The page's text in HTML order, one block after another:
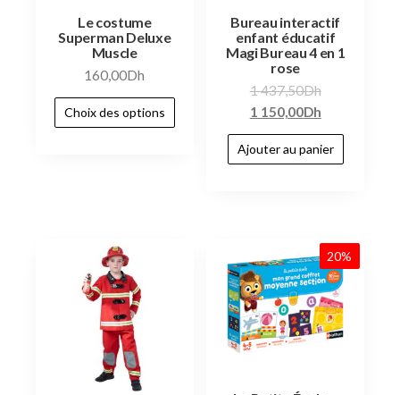
Le costume
Superman Deluxe
Muscle
160,00Dh
Choix des options
Bureau interactif
enfant éducatif
Magi Bureau 4 en 1
rose
1 437,50Dh
1 150,00Dh
Ajouter au panier
20%